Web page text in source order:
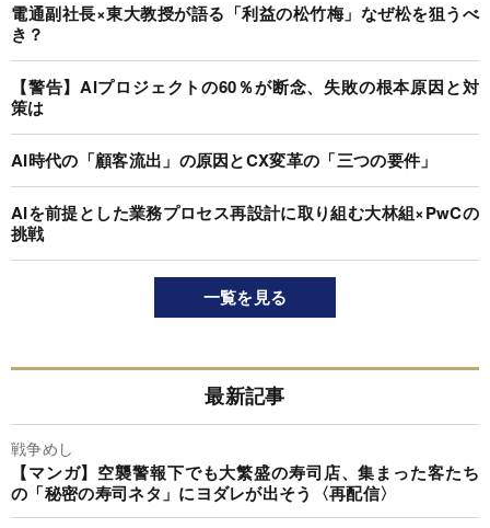
電通副社長×東大教授が語る「利益の松竹梅」なぜ松を狙うべ
き？
【警告】AIプロジェクトの60％が断念、失敗の根本原因と対
策は
AI時代の「顧客流出」の原因とCX変革の「三つの要件」
AIを前提とした業務プロセス再設計に取り組む大林組×PwCの
挑戦
一覧を見る
最新記事
戦争めし
【マンガ】空襲警報下でも大繁盛の寿司店、集まった客たち
の「秘密の寿司ネタ」にヨダレが出そう〈再配信〉